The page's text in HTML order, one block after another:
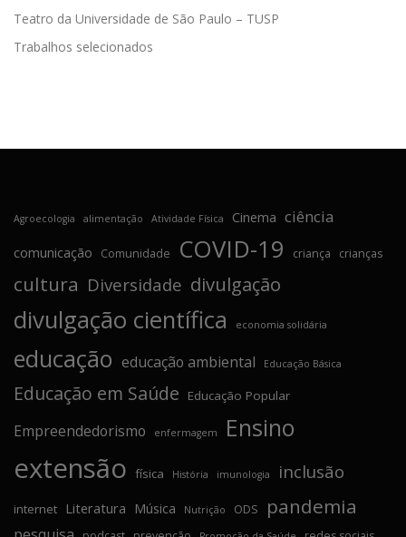
Teatro da Universidade de São Paulo – TUSP
Trabalhos selecionados
Agroecologia alimentação Atividade Física Cinema ciência
comunicação Comunidade COVID-19 criança crianças
cultura Diversidade divulgação
divulgação científica economia solidária
educação educação ambiental Educação Básica
Educação em Saúde Educação Popular
Empreendedorismo enfermagem Ensino
extensão física História imunologia inclusão
internet Literatura Música Nutrição ODS pandemia